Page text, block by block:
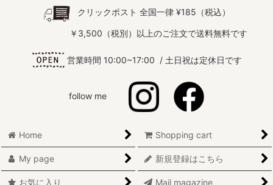
クリックポスト 全国一律 ¥185（税込）
￥3,500（税別）以上のご注文で送料無料です
営業時間 10:00~17:00 / 土日祝は定休日です
follow me
Home Shopping cart
My page 新規登録はこちら
お気に入り Mail magazine